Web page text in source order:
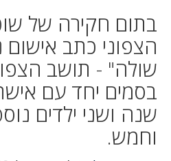
בתום חקירה של
הצפוני כתב
שולה" - תושב
בסמים יחד עם
שנה ושני ילדים
וחמש.